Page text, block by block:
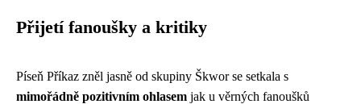
Přijetí fanoušky a kritiky
Píseň Příkaz zněl jasně od skupiny Škwor se setkala s
mimořádně pozitivním ohlasem jak u věrných fanoušků